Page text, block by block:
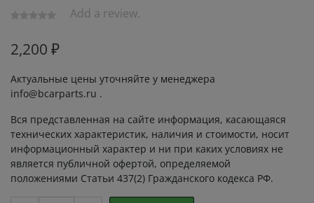
Add a review.
2,200 ₽
Актуальные цены уточняйте у менеджера
info@bcarparts.ru .
Вся представленная на сайте информация, касающаяся
технических характеристик, наличия и стоимости, носит
информационный характер и ни при каких условиях не
является публичной офертой, определяемой
положениями Статьи 437(2) Гражданского кодекса РФ.